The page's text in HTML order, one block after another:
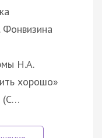
Н.А.
хорошо»
(С…